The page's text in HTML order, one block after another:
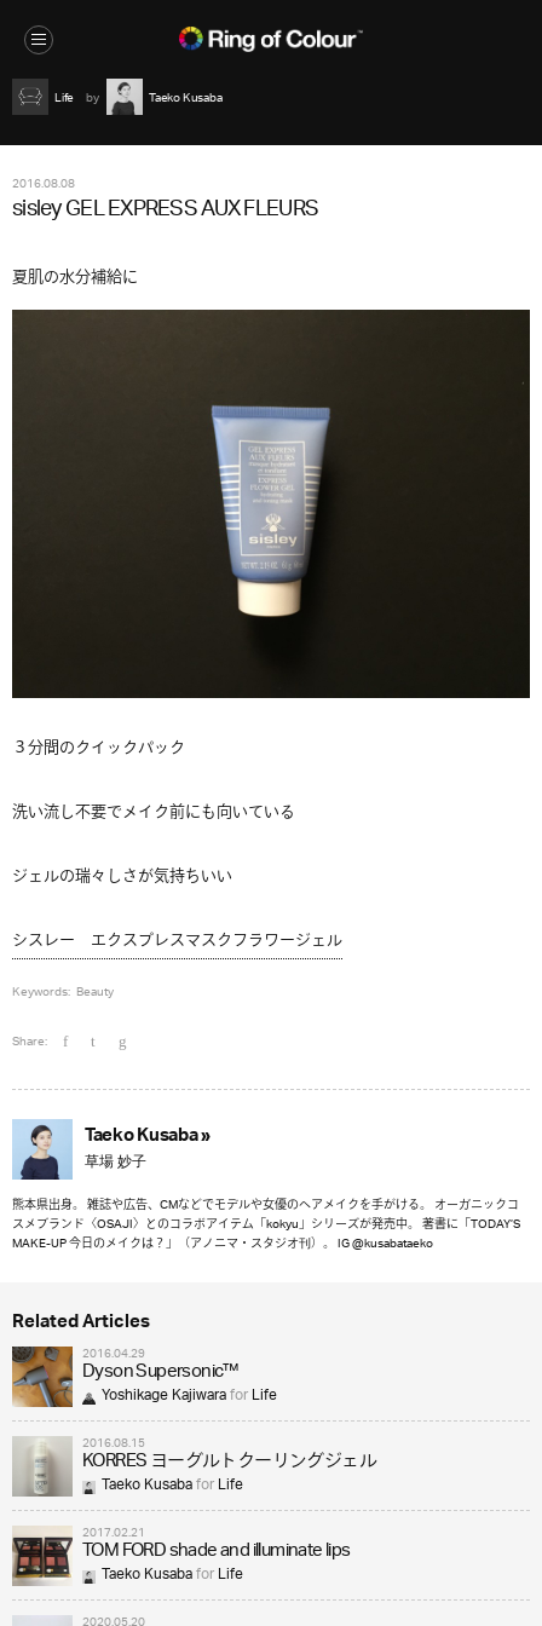
Life Taeko Kusaba
2016.08.08
sisley GEL EXPRESS AUX FLEURS
夏肌の水分補給に
３分間のクイックパック
洗い流し不要でメイク前にも向いている
ジェルの瑞々しさが気持ちいい
シスレー エクスプレスマスクフラワージェル
Keywords: Beauty
Share:
Taeko Kusaba »
草場 妙子
熊本県出身。 雑誌や広告、CMなどでモデルや女優のヘアメイクを手がける。 オーガニックコ
スメブランド〈OSAJI〉とのコラボアイテム「kokyu」シリーズが発売中。 著書に「TODAY’S
MAKE-UP 今日のメイクは？」（アノニマ・スタジオ刊）。 IG @kusabataeko
Related Articles
2016.04.29
Dyson Supersonic™
Yoshikage KajiwaraforLife
2016.08.15
KORRES ヨーグルトクーリングジェル
Taeko KusabaforLife
2017.02.21
TOM FORD shade and illuminate lips
Taeko KusabaforLife